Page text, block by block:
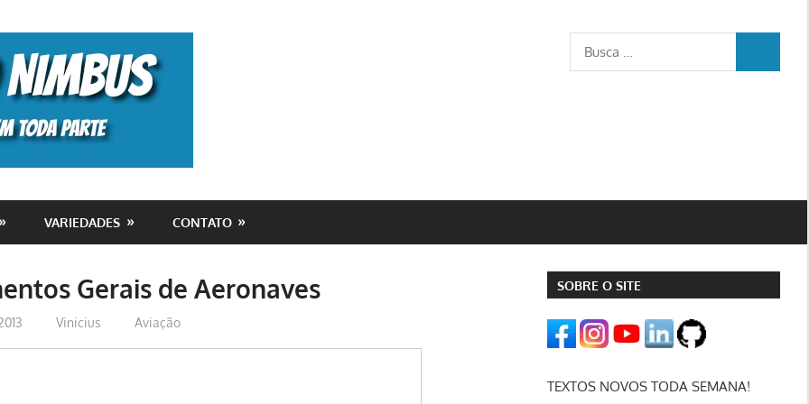
Busca
para:
VARIEDADES CONTATO
Gerais de Aeronaves
Vinicius Aviação
SOBRE O SITE
TEXTOS NOVOS TODA SEMANA!